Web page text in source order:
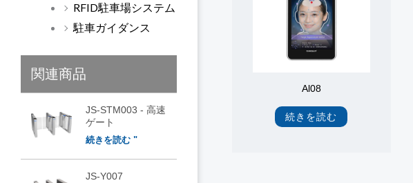
RFID駐車場システム
駐車ガイダンス
関連商品
JS-STM003 - 高速
ゲート
続きを読む "
JS-Y007
Al08
続きを読む